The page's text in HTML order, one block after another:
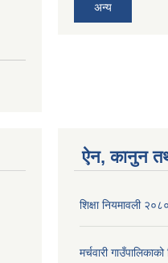
अन्य
ऐन, कानुन
शिक्षा नियमावली २०८०
मर्चवारी